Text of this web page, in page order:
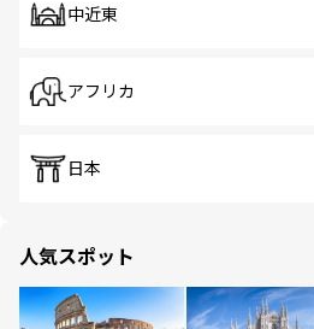
中近東
アフリカ
日本
人気スポット